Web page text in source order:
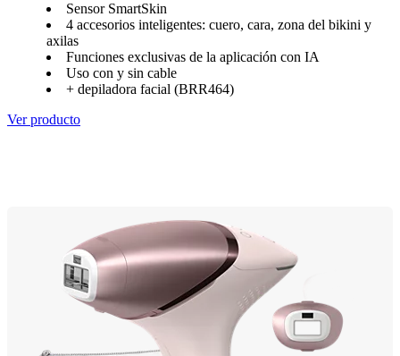
Sensor SmartSkin
4 accesorios inteligentes: cuero, cara, zona del bikini y
axilas
Funciones exclusivas de la aplicación con IA
Uso con y sin cable
+ depiladora facial (BRR464)
Ver producto